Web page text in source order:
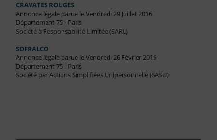
CRAVATES ROUGES
Annonce légale parue le Vendredi 29 Juillet 2016
Département 75 - Paris
Société à Responsabilité Limitée (SARL)
SOFRALCO
Annonce légale parue le Vendredi 26 Février 2016
Département 75 - Paris
Société par Actions Simplifiées Unipersonnelle (SASU)